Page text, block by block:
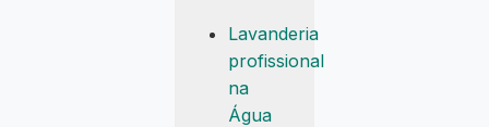
Lavanderia
profissional
na
Água